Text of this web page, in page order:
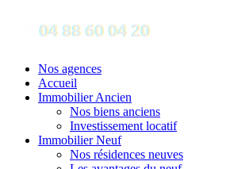
Nos agences
Accueil
Immobilier Ancien
Nos biens anciens
Investissement locatif
Immobilier Neuf
Nos résidences neuves